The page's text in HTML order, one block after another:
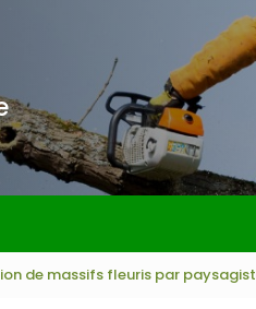
de massifs fleuris par